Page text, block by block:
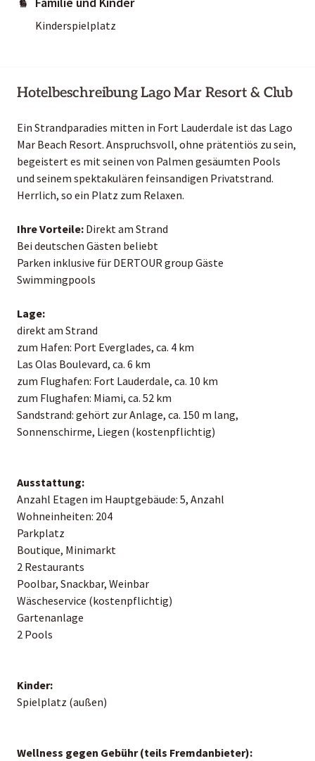
Kinderspielplatz
Hotelbeschreibung Lago Mar Resort & Club
Ein Strandparadies mitten in Fort Lauderdale ist das Lago
Mar Beach Resort. Anspruchsvoll, ohne prätentiös zu sein,
begeistert es mit seinen von Palmen gesäumten Pools
und seinem spektakulären feinsandigen Privatstrand.
Herrlich, so ein Platz zum Relaxen.
Ihre Vorteile: Direkt am Strand
Bei deutschen Gästen beliebt
Parken inklusive für DERTOUR group Gäste
Swimmingpools
Lage:
direkt am Strand
zum Hafen: Port Everglades, ca. 4 km
Las Olas Boulevard, ca. 6 km
zum Flughafen: Fort Lauderdale, ca. 10 km
zum Flughafen: Miami, ca. 52 km
Sandstrand: gehört zur Anlage, ca. 150 m lang,
Sonnenschirme, Liegen (kostenpflichtig)
Ausstattung:
Anzahl Etagen im Hauptgebäude: 5, Anzahl
Wohneinheiten: 204
Parkplatz
Boutique, Minimarkt
2 Restaurants
Poolbar, Snackbar, Weinbar
Wäscheservice (kostenpflichtig)
Gartenanlage
2 Pools
Kinder:
Spielplatz (außen)
Wellness gegen Gebühr (teils Fremdanbieter):